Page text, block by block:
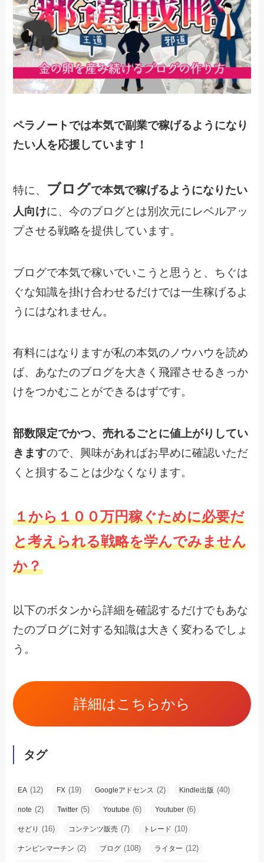
ペラノートでは本気で副業で稼げるようになり
たい人を応援しています！
特に、 ブログで本気で稼げるようになりたい
人向けに、今のブログとは別次元にレベルアッ
プさせる戦略を提供しています。
ブログで本気で稼いでいこうと思うと、ちぐは
ぐな知識を掛け合わせるだけでは一生稼げるよ
うにはなれません。
有料にはなりますが私の本気のノウハウを読め
ば、あなたのブログを大きく飛躍させるきっか
けをつかむことができるはずです。
部数限定でかつ、売れるごとに値上がりしてい
きますので、興味があればお早めに確認いただ
くと損することは少なくなります。
１から１００万円稼ぐために必要だ
と考えられる戦略を学んでみません
か？
以下のボタンから詳細を確認するだけでもあな
たのブログに対する知識は大きく変わるでしょ
う。
詳細はこちらから
タグ
EA (12) FX (19) Googleアドセンス (2) Kindle出版 (40)
note (2) Twitter (5) Youtube (6) Youtuber (6)
せどり (16) コンテンツ販売 (7) トレード (10)
ナンピンマーチン (2) ブログ (108) ライター (12)